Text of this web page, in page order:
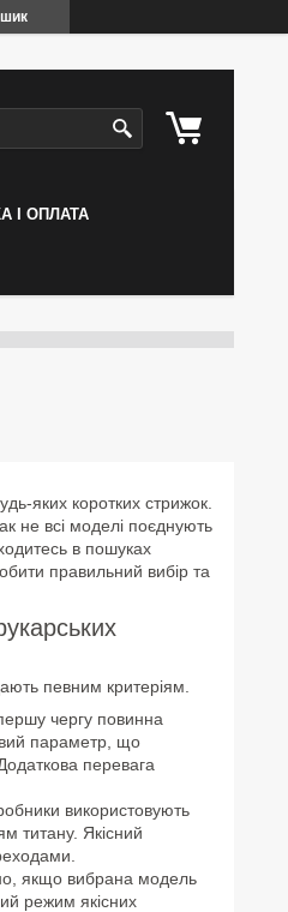
І ОПЛАТА
яких коротких стрижок.
не всі моделі поєднують
в пошуках
правильний вибір та
певним критеріям.
чергу повинна
параметр, що
перевага
використовують
титану. Якісний
якщо вибрана модель
режим якісних